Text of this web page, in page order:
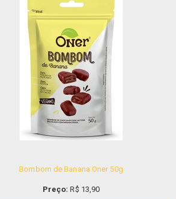
Bombom de Banana Oner 50g
Preço: R$ 13,90